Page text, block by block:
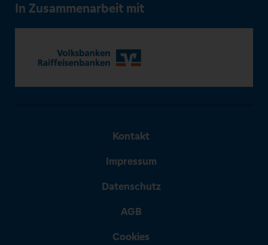
In Zusammenarbeit mit
Kontakt
Impressum
Datenschutz
AGB
Cookies